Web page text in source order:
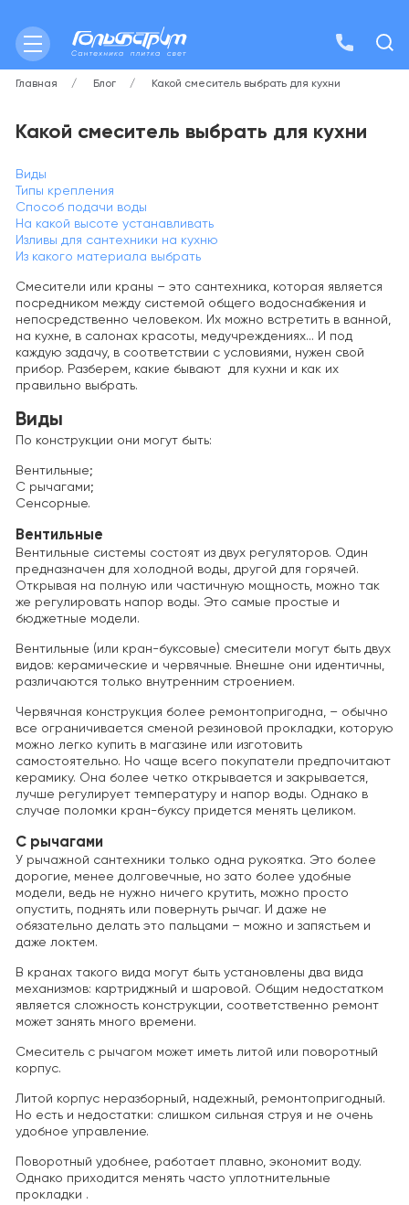
Главная Блог Какой смеситель выбрать для кухни
Какой смеситель выбрать для кухни
Виды
Типы крепления
Способ подачи воды
На какой высоте устанавливать
Изливы для сантехники на кухню
Из какого материала выбрать
Смесители или краны – это сантехника, которая является
посредником между системой общего водоснабжения и
непосредственно человеком. Их можно встретить в ванной,
на кухне, в салонах красоты, медучреждениях... И под
каждую задачу, в соответствии с условиями, нужен свой
прибор. Разберем, какие бывают для кухни и как их
правильно выбрать.
Виды
По конструкции они могут быть:
Вентильные;
С рычагами;
Сенсорные.
Вентильные
Вентильные системы состоят из двух регуляторов. Один
предназначен для холодной воды, другой для горячей.
Открывая на полную или частичную мощность, можно так
же регулировать напор воды. Это самые простые и
бюджетные модели.
Вентильные (или кран-буксовые) смесители могут быть двух
видов: керамические и червячные. Внешне они идентичны,
различаются только внутренним строением.
Червячная конструкция более ремонтопригодна, – обычно
все ограничивается сменой резиновой прокладки, которую
можно легко купить в магазине или изготовить
самостоятельно. Но чаще всего покупатели предпочитают
керамику. Она более четко открывается и закрывается,
лучше регулирует температуру и напор воды. Однако в
случае поломки кран-буксу придется менять целиком.
С рычагами
У рычажной сантехники только одна рукоятка. Это более
дорогие, менее долговечные, но зато более удобные
модели, ведь не нужно ничего крутить, можно просто
опустить, поднять или повернуть рычаг. И даже не
обязательно делать это пальцами – можно и запястьем и
даже локтем.
В кранах такого вида могут быть установлены два вида
механизмов: картриджный и шаровой. Общим недостатком
является сложность конструкции, соответственно ремонт
может занять много времени.
Смеситель с рычагом может иметь литой или поворотный
корпус.
Литой корпус неразборный, надежный, ремонтопригодный.
Но есть и недостатки: слишком сильная струя и не очень
удобное управление.
Поворотный удобнее, работает плавно, экономит воду.
Однако приходится менять часто уплотнительные
прокладки .